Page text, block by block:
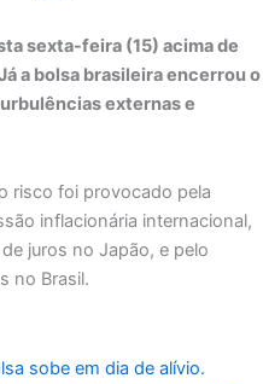
sexta-feira (15) acima de
a bolsa brasileira encerrou o
externas e
risco foi provocado pela
inflacionária internacional,
juros no Japão, e pelo
no Brasil.
sobe em dia de alívio.